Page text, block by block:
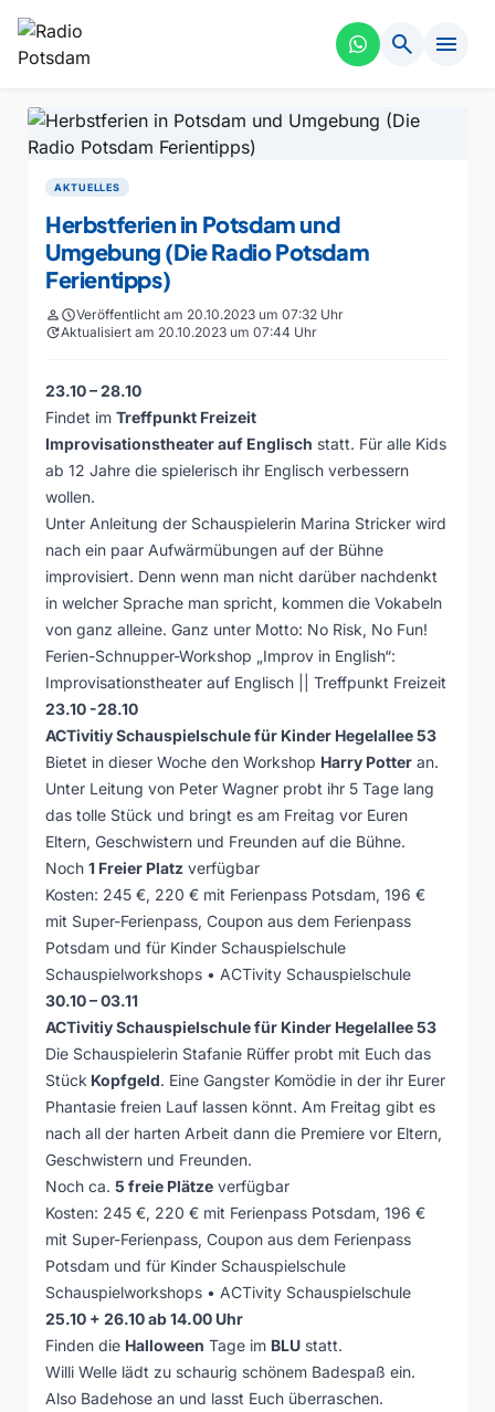
search menu
AKTUELLES
Herbstferien in Potsdam und
Umgebung (Die Radio Potsdam
Ferientipps)
personscheduleVeröffentlicht am 20.10.2023 um 07:32 Uhr
updateAktualisiert am 20.10.2023 um 07:44 Uhr
23.10 – 28.10
Findet im Treffpunkt Freizeit
Improvisationstheater auf Englisch statt. Für alle Kids
ab 12 Jahre die spielerisch ihr Englisch verbessern
wollen.
Unter Anleitung der Schauspielerin Marina Stricker wird
nach ein paar Aufwärmübungen auf der Bühne
improvisiert. Denn wenn man nicht darüber nachdenkt
in welcher Sprache man spricht, kommen die Vokabeln
von ganz alleine. Ganz unter Motto: No Risk, No Fun!
Ferien-Schnupper-Workshop „Improv in English“:
Improvisationstheater auf Englisch || Treffpunkt Freizeit
23.10 -28.10
ACTivitiy Schauspielschule für Kinder Hegelallee 53
Bietet in dieser Woche den Workshop Harry Potter an.
Unter Leitung von Peter Wagner probt ihr 5 Tage lang
das tolle Stück und bringt es am Freitag vor Euren
Eltern, Geschwistern und Freunden auf die Bühne.
Noch 1 Freier Platz verfügbar
Kosten: 245 €, 220 € mit Ferienpass Potsdam, 196 €
mit Super-Ferienpass, Coupon aus dem Ferienpass
Potsdam und für Kinder Schauspielschule
Schauspielworkshops • ACTivity Schauspielschule
30.10 – 03.11
ACTivitiy Schauspielschule für Kinder Hegelallee 53
Die Schauspielerin Stafanie Rüffer probt mit Euch das
Stück Kopfgeld. Eine Gangster Komödie in der ihr Eurer
Phantasie freien Lauf lassen könnt. Am Freitag gibt es
nach all der harten Arbeit dann die Premiere vor Eltern,
Geschwistern und Freunden.
Noch ca. 5 freie Plätze verfügbar
Kosten: 245 €, 220 € mit Ferienpass Potsdam, 196 €
mit Super-Ferienpass, Coupon aus dem Ferienpass
Potsdam und für Kinder Schauspielschule
Schauspielworkshops • ACTivity Schauspielschule
25.10 + 26.10 ab 14.00 Uhr
Finden die Halloween Tage im BLU statt.
Willi Welle lädt zu schaurig schönem Badespaß ein.
Also Badehose an und lasst Euch überraschen.